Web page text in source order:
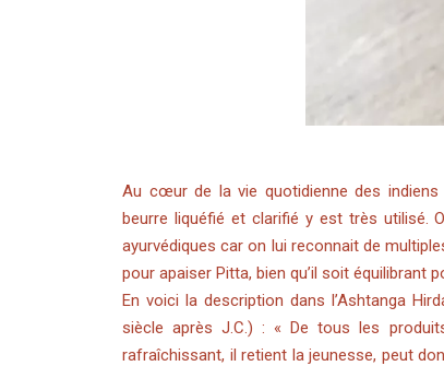
Au cœur de la vie quotidienne des indiens
beurre liquéfié et clarifié y est très utilisé.
ayurvédiques car on lui reconnait de
pour apaiser Pitta, bien qu’il soit équilibrant
En voici la description dans l’Ashtanga
siècle après J.C.) : « De tous les
rafraîchissant, il retient la jeunesse, peut